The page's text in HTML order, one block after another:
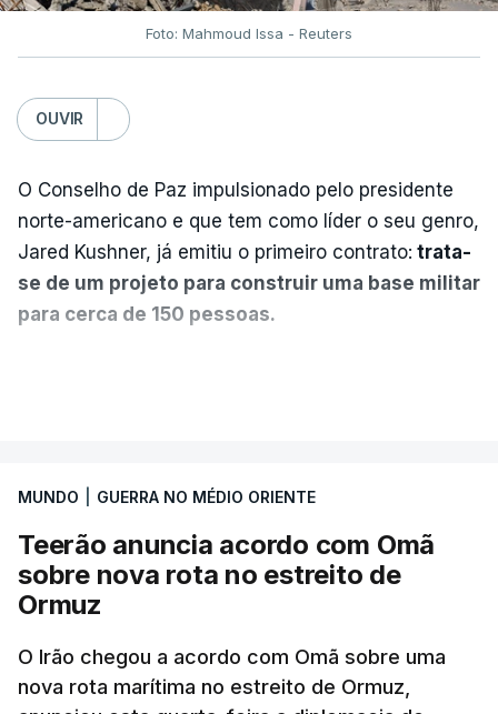
Foto: Mahmoud Issa - Reuters
OUVIR
O Conselho de Paz impulsionado pelo presidente
norte-americano e que tem como líder o seu genro,
Jared Kushner, já emitiu o primeiro contrato: trata-
se de um projeto para construir uma base militar
para cerca de 150 pessoas.
que já colaborou com a Administração norte-
americana em projetos no Médio Oriente,
nomeadamente no Iraque.
militar deverá ficar nos 60 por cento de
território de Gaza que Israel controla e a cerca
MUNDO GUERRA NO MÉDIO ORIENTE
Teerão anuncia acordo com Omã
sobre nova rota no estreito de
Ormuz
O Irão chegou a acordo com Omã sobre uma
nova rota marítima no estreito de Ormuz,